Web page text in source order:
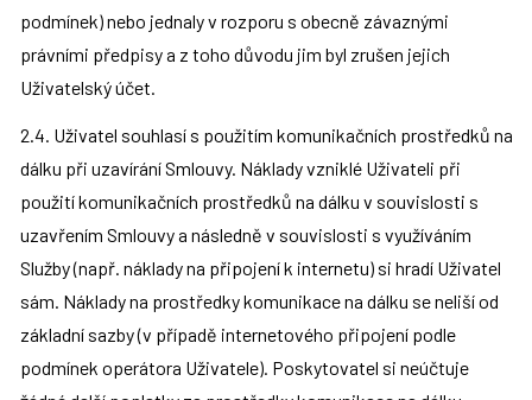
podmínek) nebo jednaly v rozporu s obecně závaznými
právními předpisy a z toho důvodu jim byl zrušen jejich
Uživatelský účet.
2.4. Uživatel souhlasí s použitím komunikačních prostředků na
dálku při uzavírání Smlouvy. Náklady vzniklé Uživateli při
použití komunikačních prostředků na dálku v souvislosti s
uzavřením Smlouvy a následně v souvislosti s využíváním
Služby (např. náklady na připojení k internetu) si hradí Uživatel
sám. Náklady na prostředky komunikace na dálku se neliší od
základní sazby (v případě internetového připojení podle
podmínek operátora Uživatele). Poskytovatel si neúčtuje